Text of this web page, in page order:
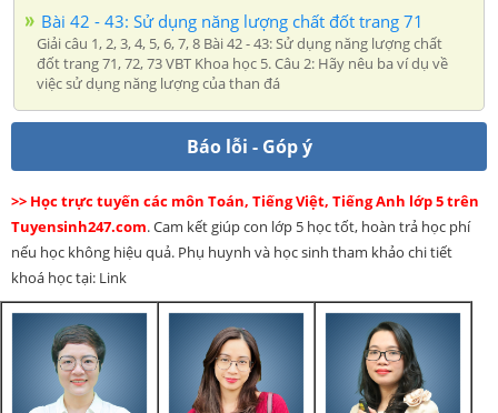
Bài 42 - 43: Sử dụng năng lượng chất đốt trang 71
Giải câu 1, 2, 3, 4, 5, 6, 7, 8 Bài 42 - 43: Sử dụng năng lượng chất
đốt trang 71, 72, 73 VBT Khoa học 5. Câu 2: Hãy nêu ba ví dụ về
việc sử dụng năng lượng của than đá
Báo lỗi - Góp ý
>> Học trực tuyến các môn Toán, Tiếng Việt, Tiếng Anh lớp 5 trên
Tuyensinh247.com. Cam kết giúp con lớp 5 học tốt, hoàn trả học phí
nếu học không hiệu quả. Phụ huynh và học sinh tham khảo chi tiết
khoá học tại: Link